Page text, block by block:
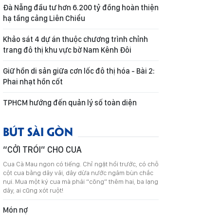
Đà Nẵng đầu tư hơn 6.200 tỷ đồng hoàn thiện
hạ tầng cảng Liên Chiểu
Khảo sát 4 dự án thuộc chương trình chỉnh
trang đô thị khu vực bờ Nam Kênh Đôi
Giữ hồn di sản giữa cơn lốc đô thị hóa - Bài 2:
Phai nhạt hồn cốt
TPHCM hướng đến quản lý số toàn diện
BÚT SÀI GÒN
“CỞI TRÓI” CHO CUA
Cua Cà Mau ngon có tiếng. Chỉ ngặt hồi trước, có chỗ
cột cua bằng dây vải, dây dừa nước ngâm bùn chắc
nụi. Mua một ký cua mà phải “cõng” thêm hai, ba lạng
dây, ai cũng xót ruột!
Món nợ